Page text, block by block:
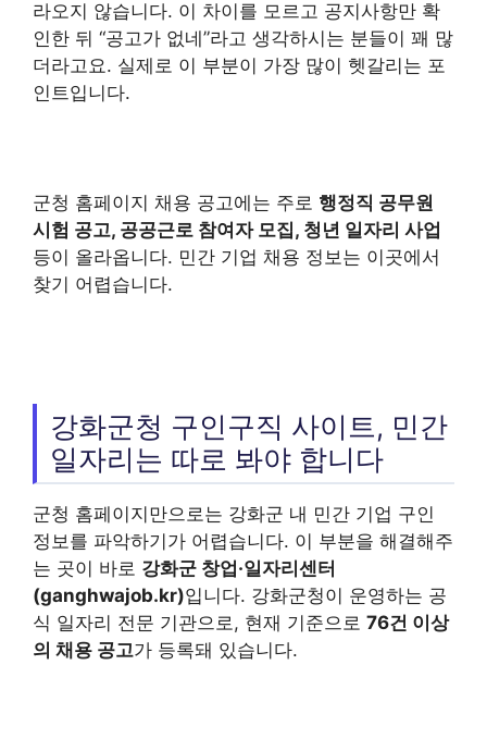
라오지 않습니다. 이 차이를 모르고 공지사항만 확
인한 뒤 “공고가 없네”라고 생각하시는 분들이 꽤 많
더라고요. 실제로 이 부분이 가장 많이 헷갈리는 포
인트입니다.
군청 홈페이지 채용 공고에는 주로 행정직 공무원
시험 공고, 공공근로 참여자 모집, 청년 일자리 사업
등이 올라옵니다. 민간 기업 채용 정보는 이곳에서
찾기 어렵습니다.
강화군청 구인구직 사이트, 민간
일자리는 따로 봐야 합니다
군청 홈페이지만으로는 강화군 내 민간 기업 구인
정보를 파악하기가 어렵습니다. 이 부분을 해결해주
는 곳이 바로 강화군 창업·일자리센터
(ganghwajob.kr)입니다. 강화군청이 운영하는 공
식 일자리 전문 기관으로, 현재 기준으로 76건 이상
의 채용 공고가 등록돼 있습니다.